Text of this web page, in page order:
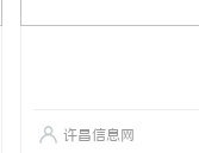
许昌信息网